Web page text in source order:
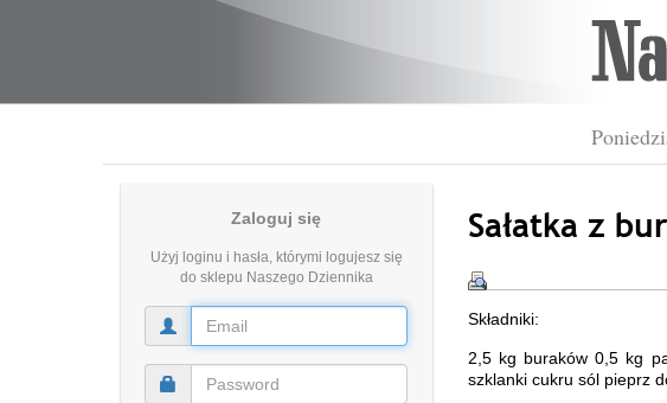
Zaloguj się
Użyj loginu i hasła, którymi logujesz się
do sklepu Naszego Dziennika
Sałatka z
Składniki:
2,5 kg buraków 0,5 kg
szklanki cukru sól pieprz